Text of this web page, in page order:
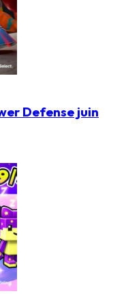
Defense juin